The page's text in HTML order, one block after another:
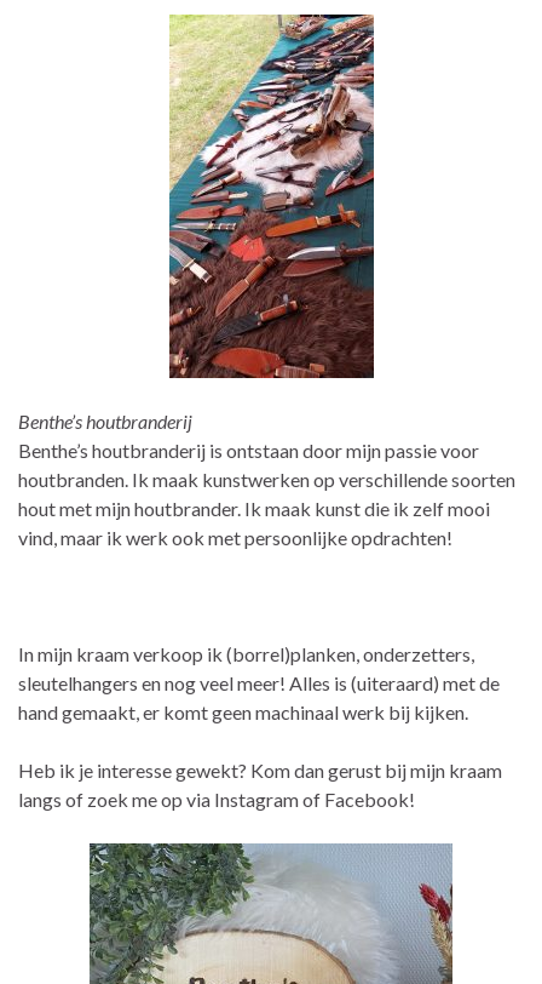
Benthe’s houtbranderij
Benthe’s houtbranderij is ontstaan door mijn passie voor
houtbranden. Ik maak kunstwerken op verschillende soorten
hout met mijn houtbrander. Ik maak kunst die ik zelf mooi
vind, maar ik werk ook met persoonlijke opdrachten!
In mijn kraam verkoop ik (borrel)planken, onderzetters,
sleutelhangers en nog veel meer! Alles is (uiteraard) met de
hand gemaakt, er komt geen machinaal werk bij kijken.
Heb ik je interesse gewekt? Kom dan gerust bij mijn kraam
langs of zoek me op via Instagram of Facebook!